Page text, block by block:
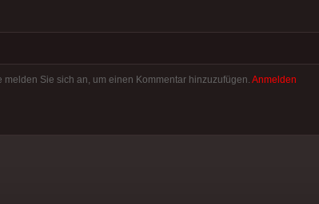
melden Sie sich an, um einen Kommentar hinzuzufügen. Anmelden